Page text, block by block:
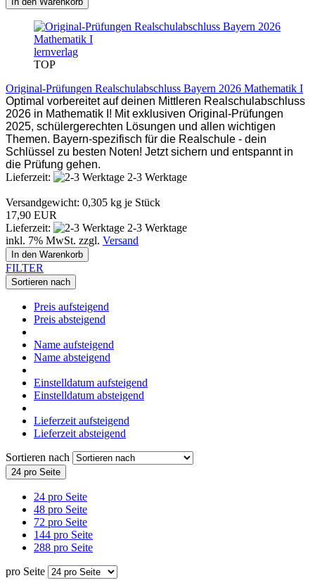
lernverlag
TOP
Original-Prüfungen Realschulabschluss Bayern 2026 Mathematik I
Optimal vorbereitet auf deinen Mittleren Realschulabschluss
2026 in Mathematik I! Mit exklusiven Original-Prüfungen
2025, schülergerechten Lösungen und allen wichtigen
Themen. Bayern-spezifisch für die Realschule - dein
Schlüssel zu besten Noten! Jetzt sichern und entspannt in
die Prüfung gehen.
Lieferzeit:
2-3 Werktage
Versandgewicht: 0,305 kg je Stück
17,90 EUR
Lieferzeit:
2-3 Werktage
inkl. 7% MwSt. zzgl. Versand
In den Warenkorb
FILTER
Sortieren nach
Preis aufsteigend
Preis absteigend
Name aufsteigend
Name absteigend
Einstelldatum aufsteigend
Einstelldatum absteigend
Lieferzeit aufsteigend
Lieferzeit absteigend
Sortieren nach
24 pro Seite
24 pro Seite
48 pro Seite
72 pro Seite
144 pro Seite
288 pro Seite
pro Seite